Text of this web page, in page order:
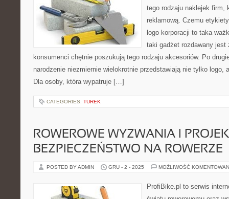
tego rodzaju naklejek firm,
reklamową. Czemu
logo korporacji to taka
taki gadżet rozdawany jest
konsumenci chętnie poszukują tego rodzaju akcesoriów. Po
narodzenie niezmiernie wielokrotnie przedstawiają nie tylko logo,
Dla osoby, która wypatruje […]
CATEGORIES: TUREK
ROWEROWE WYZWANIA I
BEZPIECZEŃSTWO NA ROWERZE
POSTED BY ADMIN GRU - 2 - 2025 MOŻLIWOŚĆ
ProfiBike.pl to serwis